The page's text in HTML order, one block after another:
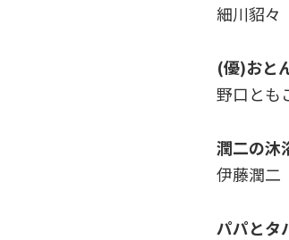
細川貂々
(優)おと
野口とも
潤二の沐
伊藤潤二
パパとタ